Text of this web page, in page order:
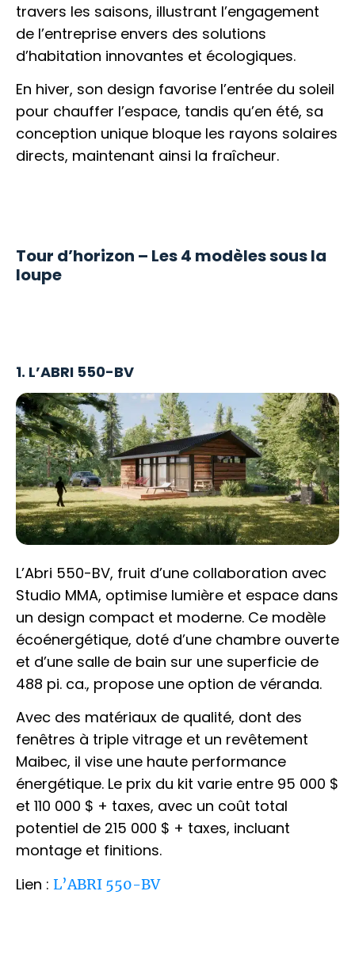
travers les saisons, illustrant l’engagement
de l’entreprise envers des solutions
d’habitation innovantes et écologiques.
En hiver, son design favorise l’entrée du soleil
pour chauffer l’espace, tandis qu’en été, sa
conception unique bloque les rayons solaires
directs, maintenant ainsi la fraîcheur.
Tour d’horizon – Les 4 modèles sous la
loupe
1. L’ABRI 550-BV
L’Abri 550-BV, fruit d’une collaboration avec
Studio MMA, optimise lumière et espace dans
un design compact et moderne. Ce modèle
écoénergétique, doté d’une chambre ouverte
et d’une salle de bain sur une superficie de
488 pi. ca., propose une option de véranda.
Avec des matériaux de qualité, dont des
fenêtres à triple vitrage et un revêtement
Maibec, il vise une haute performance
énergétique. Le prix du kit varie entre 95 000 $
et 110 000 $ + taxes, avec un coût total
potentiel de 215 000 $ + taxes, incluant
montage et finitions.
Lien : L’ABRI 550-BV